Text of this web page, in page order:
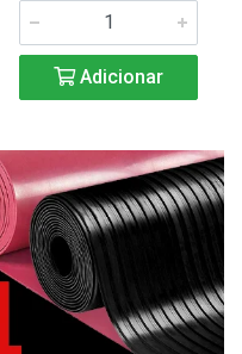
Adicionar